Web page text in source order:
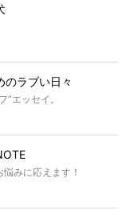
のラブい日々
”エッセイ。
みに応えます！